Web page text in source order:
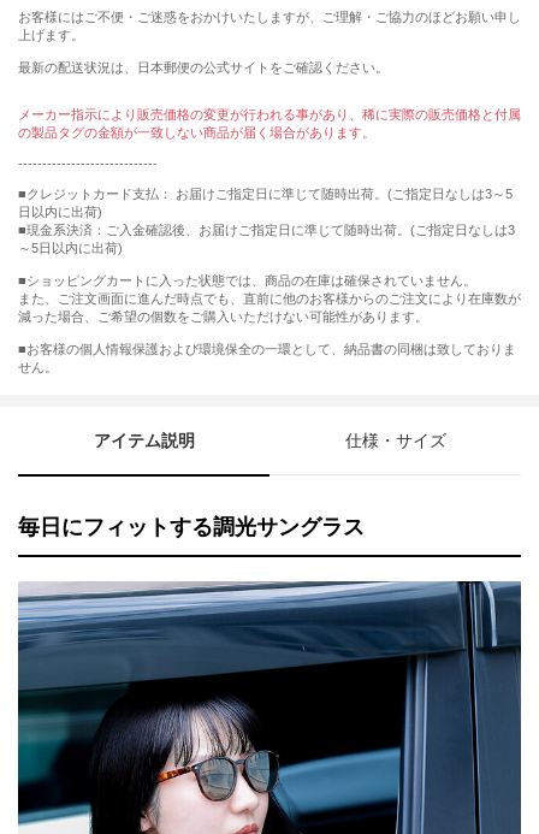
お客様にはご不便・ご迷惑をおかけいたしますが、ご理解・ご協力のほどお願い申し
上げます。
最新の配送状況は、日本郵便の公式サイトをご確認ください。
メーカー指示により販売価格の変更が行われる事があり、稀に実際の販売価格と付属
の製品タグの金額が一致しない商品が届く場合があります。
-----------------------------
■クレジットカード支払： お届けご指定日に準じて随時出荷。(ご指定日なしは3～5
日以内に出荷)
■現金系決済：ご入金確認後、お届けご指定日に準じて随時出荷。(ご指定日なしは3
～5日以内に出荷)
■ショッピングカートに入った状態では、商品の在庫は確保されていません。
また、ご注文画面に進んだ時点でも、直前に他のお客様からのご注文により在庫数が
減った場合、ご希望の個数をご購入いただけない可能性があります。
■お客様の個人情報保護および環境保全の一環として、納品書の同梱は致しておりま
せん。
アイテム説明 仕様・サイズ
毎日にフィットする調光サングラス